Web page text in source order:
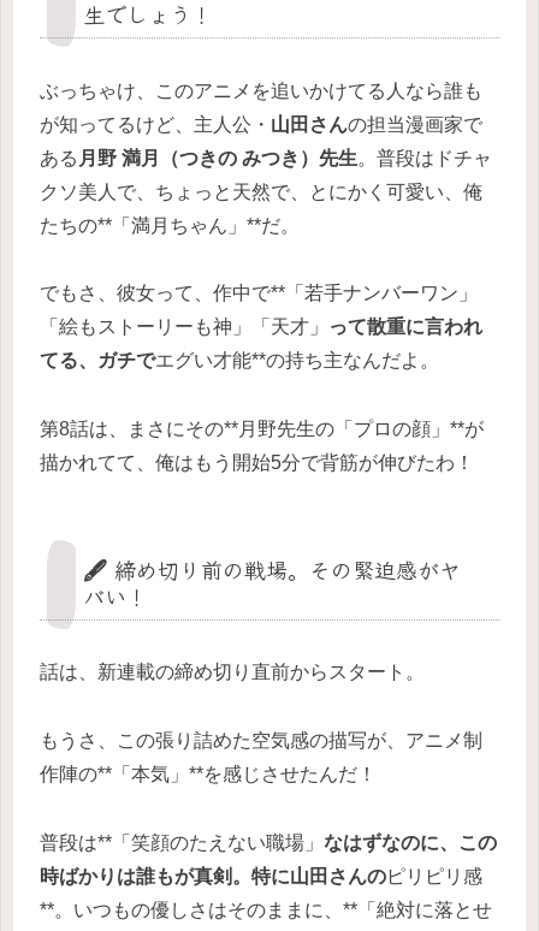
生でしょう！
ぶっちゃけ、このアニメを追いかけてる人なら誰も
が知ってるけど、主人公・ 山田さんの担当漫画家で
ある 月野 満月（つきの みつき）先生。普段はドチャ
クソ美人で、ちょっと天然で、とにかく可愛い、俺
たちの**「満月ちゃん」**だ。
でもさ、彼女って、作中で**「若手ナンバーワン」
「絵もストーリーも神」「天才」
って散重に言われ
てる、ガチでエグい才能**の持ち主なんだよ。
第8話は、まさにその**月野先生の「プロの顔」**が
描かれてて、俺はもう開始5分で背筋が伸びたわ！
🖋️ 締め切り前の戦場。その緊迫感がヤ
バい！
話は、新連載の締め切り直前からスタート。
もうさ、この張り詰めた空気感の描写が、アニメ制
作陣の**「本気」**を感じさせたんだ！
普段は**「笑顔のたえない職場」 なはずなのに、この
時ばかりは誰もが真剣。特に山田さんのピリピリ感
**。いつもの優しさはそのままに、**「絶対に落とせ